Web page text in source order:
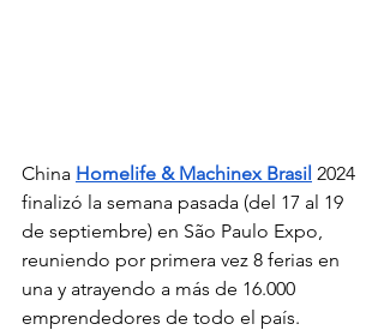
China Homelife & Machinex Brasil 2024
finalizó la semana pasada (del 17 al 19
de septiembre) en São Paulo Expo,
reuniendo por primera vez 8 ferias en
una y atrayendo a más de 16.000
emprendedores de todo el país.